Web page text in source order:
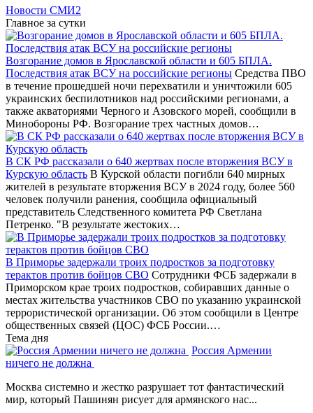
Новости СМИ2
Главное за сутки
Возгорание домов в Ярославской области и 605 БПЛА.
Последствия атак ВСУ на российские регионы Средства ПВО
в течение прошедшей ночи перехватили и уничтожили 605
украинских беспилотников над российскими регионами, а
также акваториями Черного и Азовского морей, сообщили в
Минобороны РФ. Возгорание трех частных домов…
В СК РФ рассказали о 640 жертвах после вторжения ВСУ в
Курскую область В Курской области погибли 640 мирных
жителей в результате вторжения ВСУ в 2024 году, более 560
человек получили ранения, сообщила официальный
представитель Следственного комитета РФ Светлана
Петренко. "В результате жестоких…
В Приморье задержали троих подростков за подготовку
терактов против бойцов СВО Сотрудники ФСБ задержали в
Приморском крае троих подростков, собиравших данные о
местах жительства участников СВО по указанию украинской
террористической организации. Об этом сообщили в Центре
общественных связей (ЦОС) ФСБ России.…
Тема дня
Россия Армении
ничего не должна
Москва системно и жестко разрушает тот фантастический
мир, который Пашинян рисует для армянского нас...